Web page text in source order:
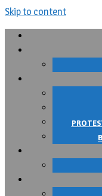
Skip to content